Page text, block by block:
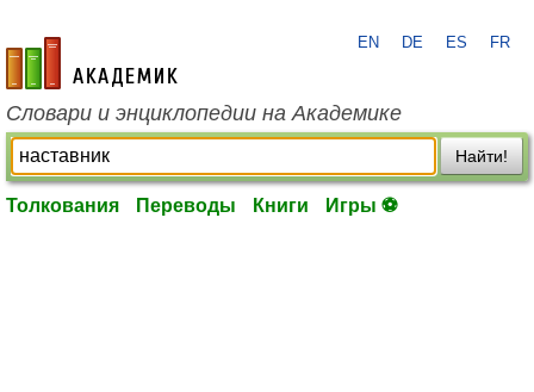
academic.ru
EN DE ES FR
Словари и энциклопедии на Академике
Найти!
Толкования Переводы Книги Игры ⚽